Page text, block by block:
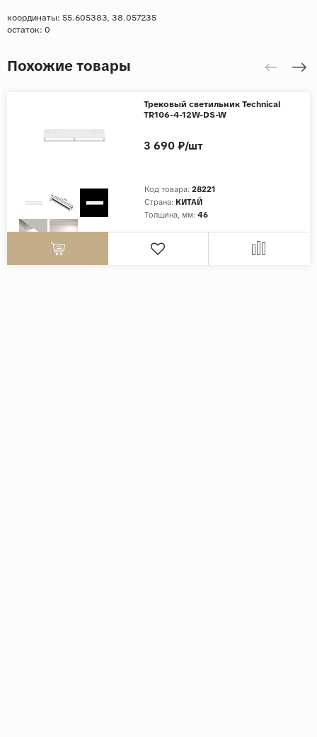
координаты: 55.605383, 38.057235
остаток: 0
Похожие товары
Трековый светильник Technical
TR106-4-12W-DS-W
Код товара: 28221
Страна: КИТАЙ
Толщина, мм: 46
3 690 ₽/шт